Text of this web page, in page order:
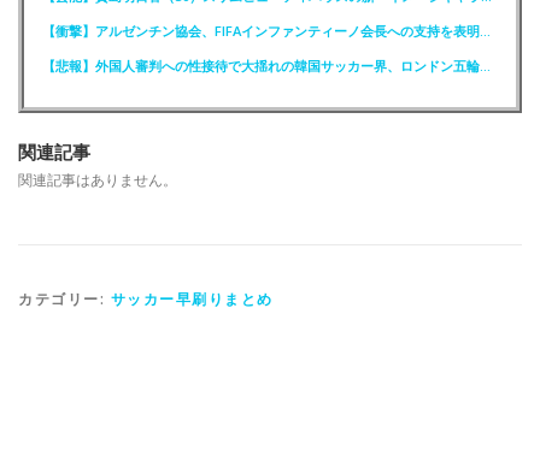
【衝撃】アルゼンチン協会、FIFAインファンティーノ会長への支持を表明ｗｗｗｗ
【悲報】外国人審判への性接待で大揺れの韓国サッカー界、ロンドン五輪メダル剝奪か
関連記事
関連記事はありません。
カテゴリー: サッカー早刷りまとめ